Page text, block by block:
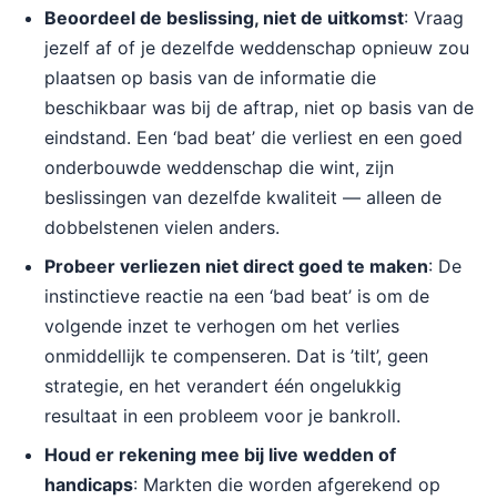
Beoordeel de beslissing, niet de uitkomst: Vraag
jezelf af of je dezelfde weddenschap opnieuw zou
plaatsen op basis van de informatie die
beschikbaar was bij de aftrap, niet op basis van de
eindstand. Een ‘bad beat’ die verliest en een goed
onderbouwde weddenschap die wint, zijn
beslissingen van dezelfde kwaliteit — alleen de
dobbelstenen vielen anders.
Probeer verliezen niet direct goed te maken: De
instinctieve reactie na een ‘bad beat’ is om de
volgende inzet te verhogen om het verlies
onmiddellijk te compenseren. Dat is ’tilt’, geen
strategie, en het verandert één ongelukkig
resultaat in een probleem voor je bankroll.
Houd er rekening mee bij live wedden of
handicaps: Markten die worden afgerekend op